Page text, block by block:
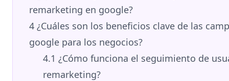
remarketing en google?
4 ¿Cuáles son los beneficios clave de las
google para los negocios?
4.1 ¿Cómo funciona el seguimiento de
remarketing?